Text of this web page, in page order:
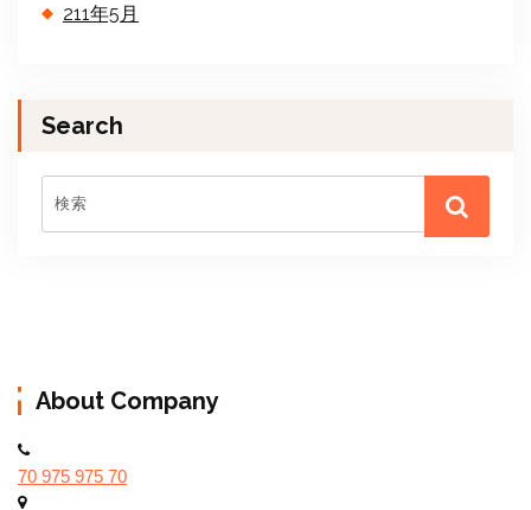
211年5月
Search
About Company
70 975 975 70